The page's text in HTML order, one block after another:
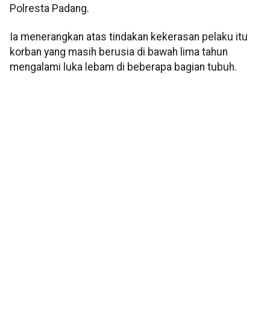
Polresta Padang.
Ia menerangkan atas tindakan kekerasan pelaku itu
korban yang masih berusia di bawah lima tahun
mengalami luka lebam di beberapa bagian tubuh.